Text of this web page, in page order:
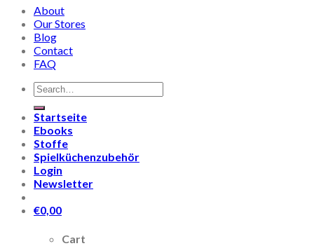
About
Our Stores
Blog
Contact
FAQ
Search
for:
Startseite
Ebooks
Stoffe
Spielküchenzubehör
Login
Newsletter
€0,00
Cart